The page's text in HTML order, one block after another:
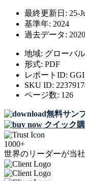
最終更新日: 25-
基準年: 2024
過去データ:
地域: グローバル
形式: PDF
レポートID:
SKU ID:
ページ数: 126
無料サン
クイック
1000+
世界のリーダーが当